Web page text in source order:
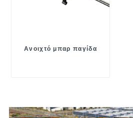
Ανοιχτό μπαρ παγίδα